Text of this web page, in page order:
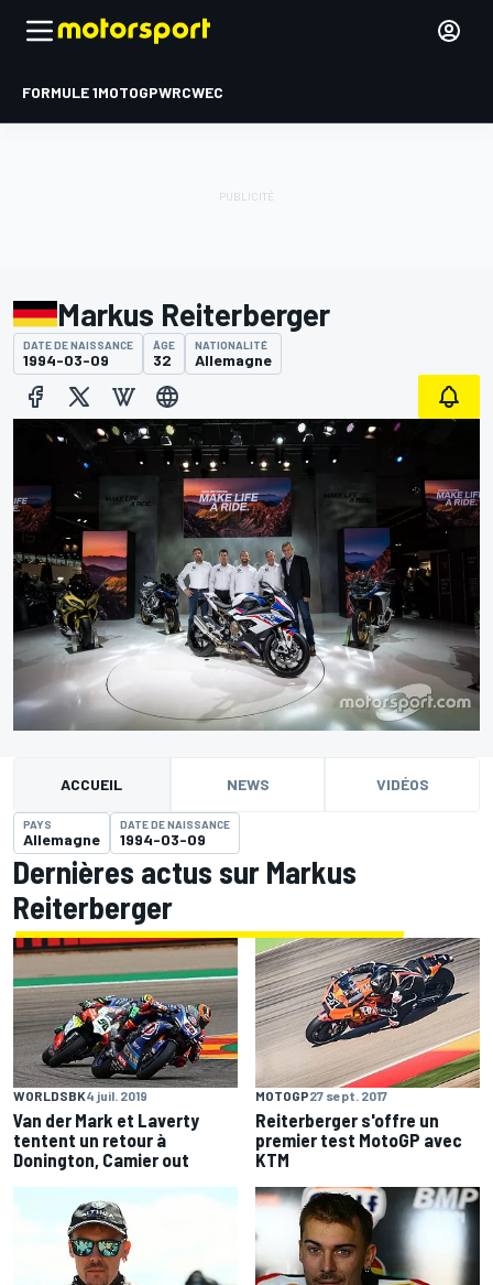
FORMULE 1MOTOGPWRCWEC
Markus Reiterberger
DATE DE NAISSANCE
1994-03-09
ÂGE
32
NATIONALITÉ
Allemagne
ACCUEIL NEWS VIDÉOS
PAYS
Allemagne
DATE DE NAISSANCE
1994-03-09
Dernières actus sur Markus
Reiterberger
WORLDSBK4 juil. 2019
Van der Mark et Laverty
tentent un retour à
Donington, Camier out
MOTOGP27 sept. 2017
Reiterberger s'offre un
premier test MotoGP avec
KTM